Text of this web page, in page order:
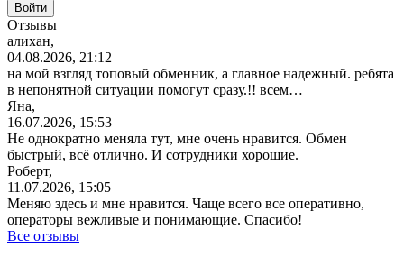
Отзывы
алихан,
04.08.2026, 21:12
на мой взгляд топовый обменник, а главное надежный. ребята
в непонятной ситуации помогут сразу.!! всем…
Яна,
16.07.2026, 15:53
Не однократно меняла тут, мне очень нравится. Обмен
быстрый, всё отлично. И сотрудники хорошие.
Роберт,
11.07.2026, 15:05
Меняю здесь и мне нравится. Чаще всего все оперативно,
операторы вежливые и понимающие. Спасибо!
Все отзывы